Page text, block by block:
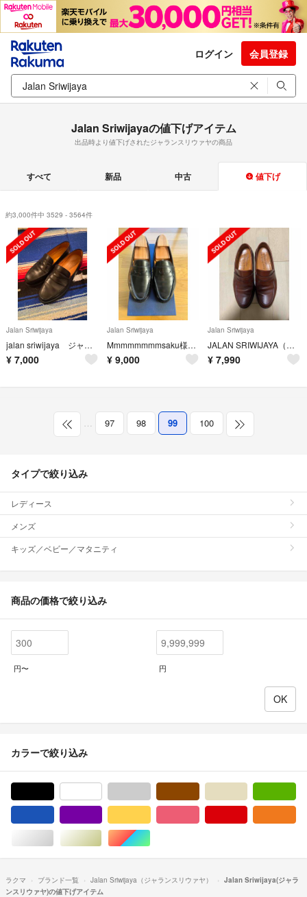
ログイン 会員登録
Jalan Sriwijayaの値下げアイテム
出品時より値下げされたジャランスリウァヤの商品
すべて 新品 中古 値下げ
約3,000件中 3529 - 3564件
Jalan Sriwijaya
jalan sriwijaya ジャランスリウァヤ ローファー
¥ 7,000
Jalan Sriwijaya
Mmmmmmmmsaku様専用ローファー 98998 サイズ5
¥ 9,000
Jalan Sriwijaya
JALAN SRIWIJAYA（ジャラン スリウァヤ）ローファー
¥ 7,990
… 97 98 99 100
タイプで絞り込み
レディース
メンズ
キッズ／ベビー／マタニティ
商品の価格で絞り込み
円〜 円
カラーで絞り込み
シルバー/銀色系ゴールド/金色系マルチカラー
ラクマ ブランド一覧 Jalan Sriwijaya（ジャランスリウァヤ）
Jalan Sriwijaya(ジャラ
ンスリウァヤ)の値下げアイテム